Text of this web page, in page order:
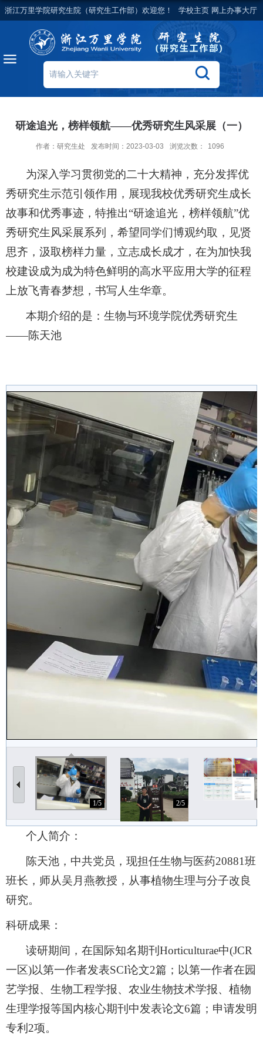
浙江万里学院研究生院（研究生工作部）欢迎您！ 学校主页 网上办事大厅
研途追光，榜样领航——优秀研究生风采展（一）
作者：研究生处 发布时间：2023-03-03 浏览次数： 1096
为深入学习贯彻党的二十大精神，充分发挥优
秀研究生示范引领作用，展现我校优秀研究生成长
故事和优秀事迹，特推出“研途追光，榜样领航”优
秀研究生风采展系列，希望同学们博观约取，见贤
思齐，汲取榜样力量，立志成长成才，在为加快我
校建设成为成为特色鲜明的高水平应用大学的征程
上放飞青春梦想，书写人生华章。
本期介绍的是：生物与环境学院优秀研究生
——陈天池
1/5 2/5
个人简介：
陈天池，中共党员，现担任生物与医药20881班
班长，师从吴月燕教授，从事植物生理与分子改良
研究。
科研成果：
读研期间， 在国际知名期刊 Horticulturae中(JCR
一区)以第一作者发表SCI论文2篇；以第一作者在园
艺学报、生物工程学报、农业生物技术学报、植物
生理学报等国内核心期刊中发表论文6篇；申请发明
专利2项。